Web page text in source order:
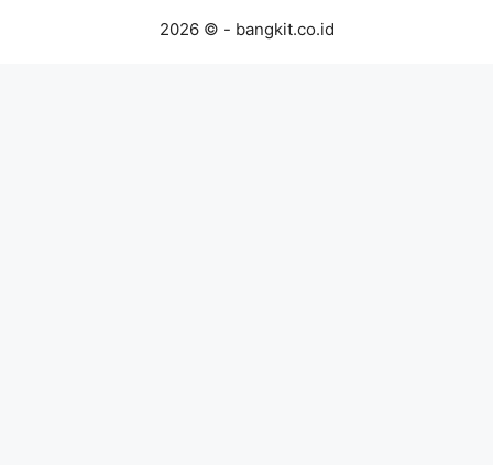
2026 © - bangkit.co.id